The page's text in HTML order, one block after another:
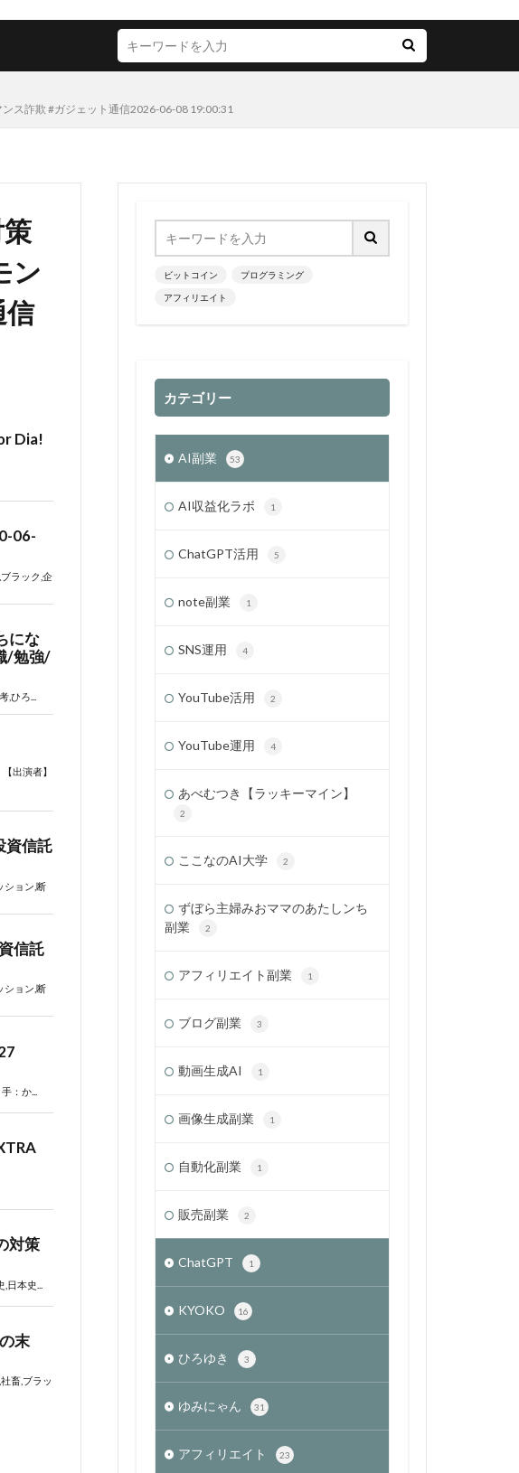
ス詐欺 #ガジェット通信2026-06-08 19:00:31
ン
信
ビットコイン プログラミング
アフィリエイト
カテゴリー
AI副業 53
AI収益化ラボ 1
ChatGPT活用 5
note副業 1
SNS運用 4
YouTube活用 2
YouTube運用 4
あべむつき【ラッキーマイン】
2
ここなのAI大学 2
ずぼら主婦みおママのあたしンち
副業
2
アフィリエイト副業 1
ブログ副業 3
動画生成AI 1
画像生成副業 1
自動化副業 1
販売副業 2
ChatGPT 1
KYOKO 16
ひろゆき 3
ゆみにゃん 31
アフィリエイト 23